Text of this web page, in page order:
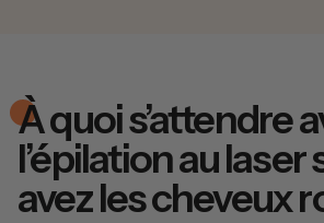
À quoi s’attendre
l’épilation au laser
avez les cheveux